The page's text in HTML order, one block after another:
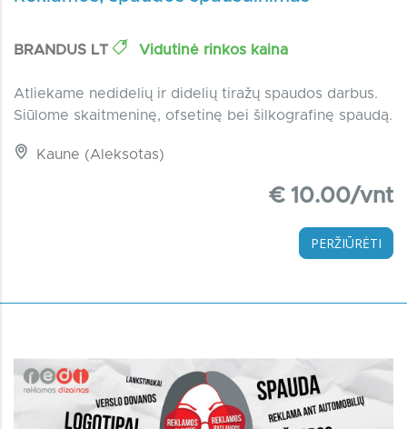
BRANDUS LT Vidutinė rinkos kaina
Atliekame nedidelių ir didelių tiražų spaudos darbus.
Siūlome skaitmeninę, ofsetinę bei šilkografinę spaudą.
Kaune (Aleksotas)
€ 10.00/vnt
PERŽIŪRĖTI